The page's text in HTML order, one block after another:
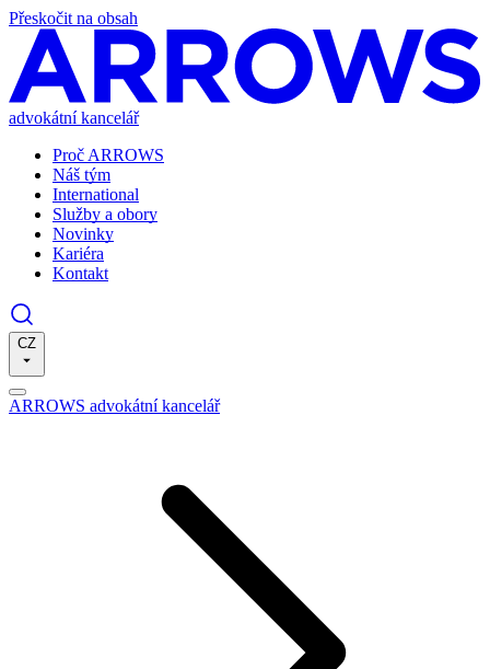
Přeskočit na obsah
advokátní kancelář
Proč ARROWS
Náš tým
International
Služby a obory
Novinky
Kariéra
Kontakt
CZ
ARROWS advokátní kancelář